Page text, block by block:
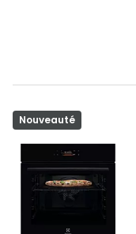
Nouveauté